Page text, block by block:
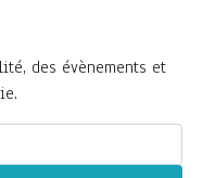
des évènements et